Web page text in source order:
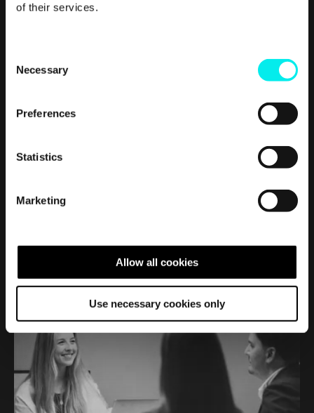
of their services.
Necessary
Preferences
Statistics
Marketing
Allow all cookies
Use necessary cookies only
Impact.